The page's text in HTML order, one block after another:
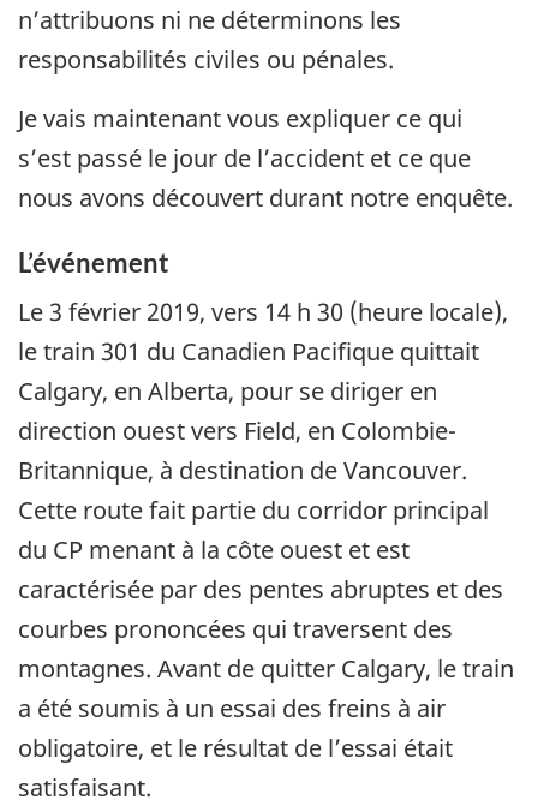
n’attribuons ni ne déterminons les
responsabilités civiles ou pénales.
Je vais maintenant vous expliquer ce qui
s’est passé le jour de l’accident et ce que
nous avons découvert durant notre enquête.
L’événement
Le 3 février 2019, vers 14 h 30 (heure locale),
le train 301 du Canadien Pacifique quittait
Calgary, en Alberta, pour se diriger en
direction ouest vers Field, en Colombie-
Britannique, à destination de Vancouver.
Cette route fait partie du corridor principal
du CP menant à la côte ouest et est
caractérisée par des pentes abruptes et des
courbes prononcées qui traversent des
montagnes. Avant de quitter Calgary, le train
a été soumis à un essai des freins à air
obligatoire, et le résultat de l’essai était
satisfaisant.